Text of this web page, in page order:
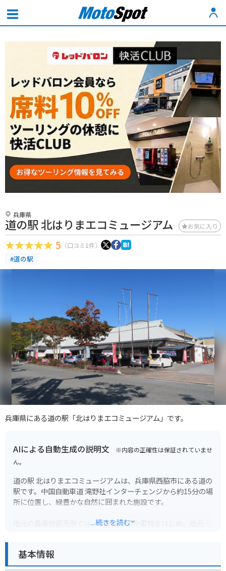
兵庫県
道の駅 北はりまエコミュージアム お気に入り
5 （口コミ1件）
#道の駅
兵庫県にある道の駅「北はりまエコミュージアム」です。
AIによる自動生成の説明文 ※内容の正確性は保証されていませ
ん。
道の駅 北はりまエコミュージアムは、兵庫県西脇市にある道の
駅です。中国自動車道 滝野社インターチェンジから約15分の場
所に位置し、緑豊かな自然に囲まれた施設です。
地元の農産物直売所では、新鮮な野菜や果物をはじめ、地元産
また、併設されている「北はりま田園空間博物館」では、地域
...続きを読む
基本情報